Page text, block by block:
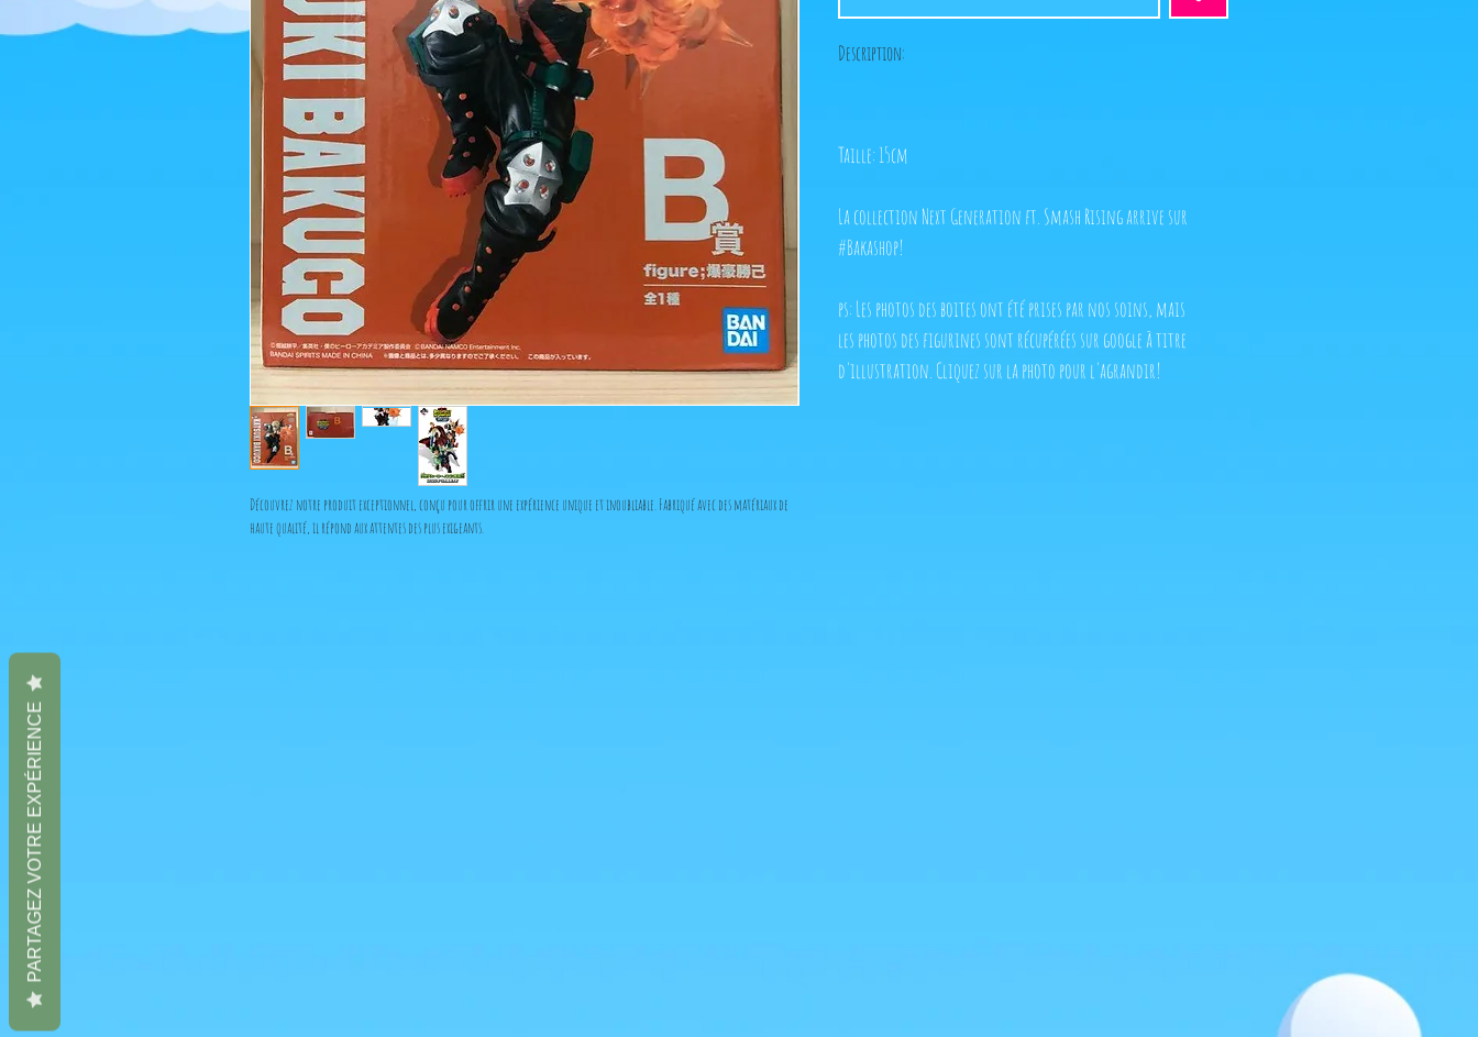
Découvrez notre produit exceptionnel, conçu pour offrir une expérience unique et inoubliable. Fabriqué avec des matériaux de
haute qualité, il répond aux attentes des plus exigeants.
Description:
Taille: 15cm
La collection Next Generation ft. Smash Rising arrive sur
#Bakashop!
ps: Les photos des boites ont été prises par nos soins, mais
les photos des figurines sont récupérées sur google à titre
d'illustration. Cliquez sur la photo pour l'agrandir!
PARTAGEZ VOTRE EXPÉRIENCE